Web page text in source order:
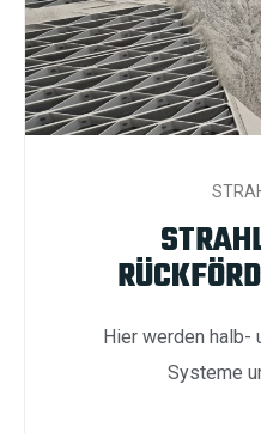
Hier werden halb-
Systeme